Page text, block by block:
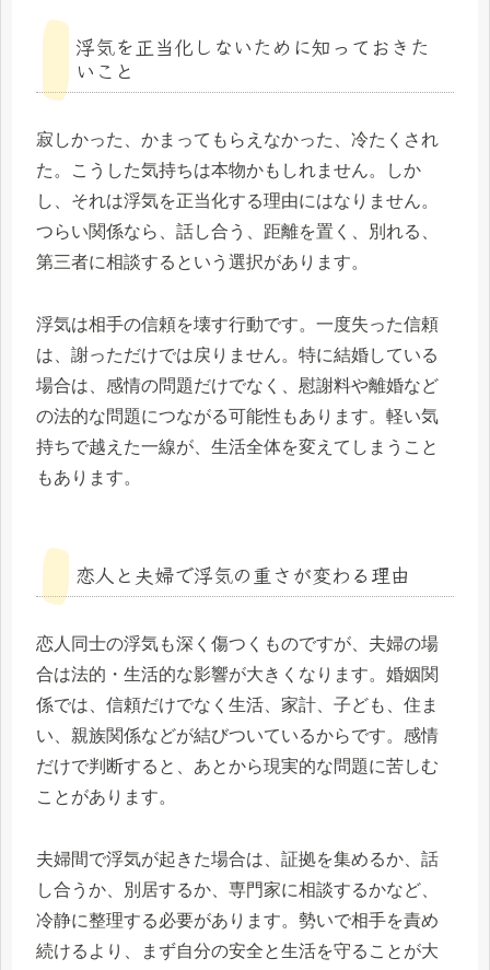
浮気を正当化しないために知っておきた
いこと
寂しかった、かまってもらえなかった、冷たくされ
た。こうした気持ちは本物かもしれません。しか
し、それは浮気を正当化する理由にはなりません。
つらい関係なら、話し合う、距離を置く、別れる、
第三者に相談するという選択があります。
浮気は相手の信頼を壊す行動です。一度失った信頼
は、謝っただけでは戻りません。特に結婚している
場合は、感情の問題だけでなく、慰謝料や離婚など
の法的な問題につながる可能性もあります。軽い気
持ちで越えた一線が、生活全体を変えてしまうこと
もあります。
恋人と夫婦で浮気の重さが変わる理由
恋人同士の浮気も深く傷つくものですが、夫婦の場
合は法的・生活的な影響が大きくなります。婚姻関
係では、信頼だけでなく生活、家計、子ども、住ま
い、親族関係などが結びついているからです。感情
だけで判断すると、あとから現実的な問題に苦しむ
ことがあります。
夫婦間で浮気が起きた場合は、証拠を集めるか、話
し合うか、別居するか、専門家に相談するかなど、
冷静に整理する必要があります。勢いで相手を責め
続けるより、まず自分の安全と生活を守ることが大